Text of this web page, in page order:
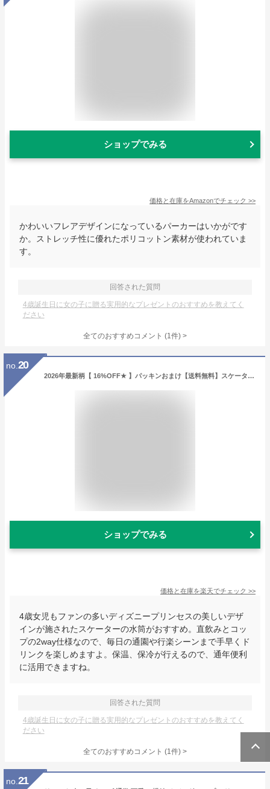
ショップでみる
価格と在庫をAmazonでチェック >>
かわいいフレアデザインになっているパーカーはいかがです
か。ストレッチ性に優れたポリコットン素材が使われていま
す。
回答された質問
4歳誕生日に女の子に贈る実用的なプレゼントのおすすめを教えてく
ださい
全てのおすすめコメント (1件) >
no. 20
2026年最新柄【 16%OFF★ 】パッキンおまけ【送料無料】スケーター 2way 水筒 キッズ ステンレス ボトル 470ml かわいい 水筒 保温 保冷 キッズ 直飲み コップ 付き コップ飲み 新柄 子ども 男の子 女の子 子供 小学生 幼稚園 軽量 ショルダー紐 bpaフリー
ショップでみる
価格と在庫を楽天でチェック >>
4歳女児もファンの多いディズニープリンセスの美しいデザ
インが施されたスケーターの水筒がおすすめ。直飲みとコッ
プの2way仕様なので、毎日の通園や行楽シーンまで手早くド
リンクを楽しめますよ。保温、保冷が行えるので、通年便利
に活用できますね。
回答された質問
4歳誕生日に女の子に贈る実用的なプレゼントのおすすめを教えてく
ださい
全てのおすすめコメント (1件) >
no. 21